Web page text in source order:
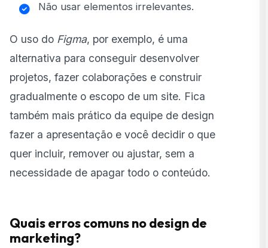
Não usar elementos irrelevantes.
O uso do Figma, por exemplo, é uma
alternativa para conseguir desenvolver
projetos, fazer colaborações e construir
gradualmente o escopo de um site. Fica
também mais prático da equipe de design
fazer a apresentação e você decidir o que
quer incluir, remover ou ajustar, sem a
necessidade de apagar todo o conteúdo.
Quais erros comuns no design de
marketing?